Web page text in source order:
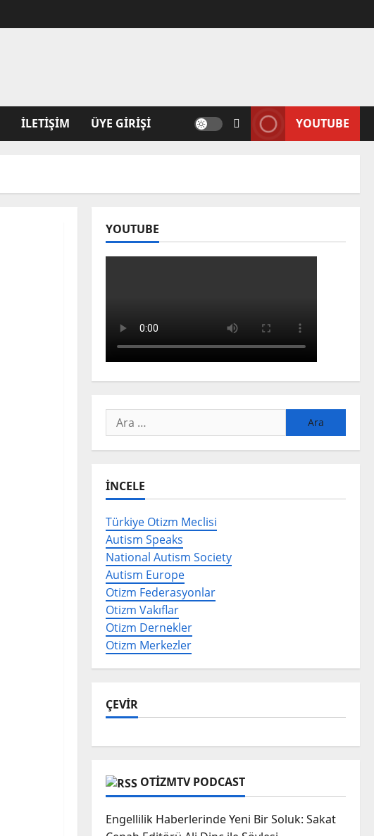
İLETIŞIM ÜYE GIRIŞI YOUTUBE
YOUTUBE
Arama:
İNCELE
Türkiye Otizm Meclisi
Autism Speaks
National Autism Society
Autism Europe
Otizm Federasyonlar
Otizm Vakıflar
Otizm Dernekler
Otizm Merkezler
ÇEVİR
OTIZMTV PODCAST
Engellilik Haberlerinde Yeni Bir Soluk: Sakat